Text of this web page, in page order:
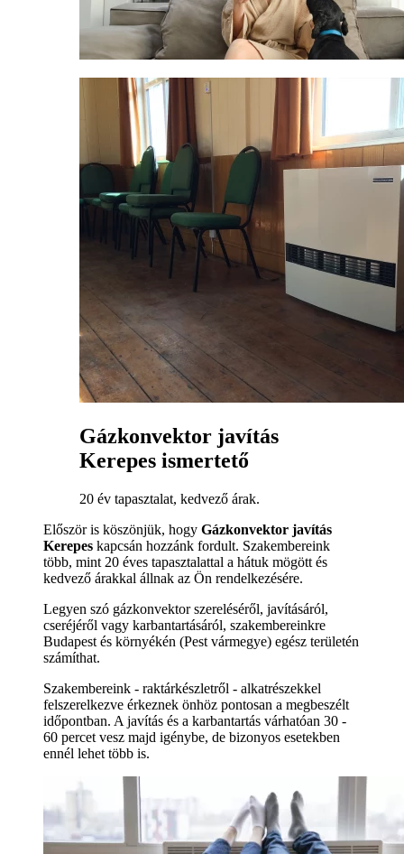
Gázkonvektor javítás
Kerepes ismertető
20 év tapasztalat, kedvező árak.
Először is köszönjük, hogy Gázkonvektor javítás
Kerepes kapcsán hozzánk fordult. Szakembereink
több, mint 20 éves tapasztalattal a hátuk mögött és
kedvező árakkal állnak az Ön rendelkezésére.
Legyen szó gázkonvektor szereléséről, javításáról,
cseréjéről vagy karbantartásáról, szakembereinkre
Budapest és környékén (Pest vármegye) egész területén
számíthat.
Szakembereink - raktárkészletről - alkatrészekkel
felszerelkezve érkeznek önhöz pontosan a megbeszélt
időpontban. A javítás és a karbantartás várhatóan 30 -
60 percet vesz majd igénybe, de bizonyos esetekben
ennél lehet több is.